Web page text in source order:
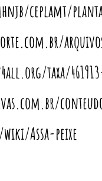
ceplamt/
taxa/
Assa-peixe